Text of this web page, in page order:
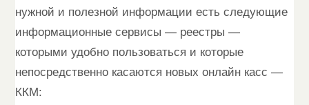
нужной и полезной информации есть следующие
информационные сервисы — реестры —
которыми удобно пользоваться и которые
непосредственно касаются новых онлайн касс —
ККМ: